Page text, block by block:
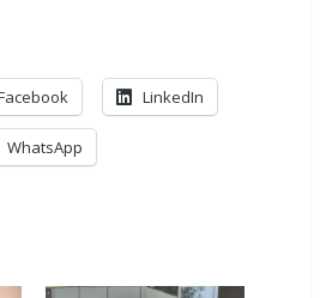
LinkedIn
WhatsApp